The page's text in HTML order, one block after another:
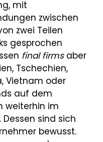
mit
zwischen
zwei Teilen
gesprochen
final firmsaber
Tschechien,
Vietnam oder
auf dem
weiterhin im
sind sich
bewusst.